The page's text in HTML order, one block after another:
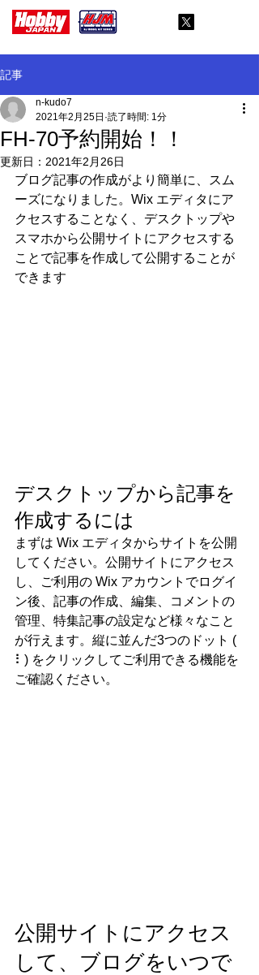
記事
FH-70予約開始！！
n-kudo7
2021年2月25日 読了時間: 1分
更新日： 2021年2月26日
ブログ記事の作成がより簡単に、スム
ーズになりました。Wix エディタにア
クセスすることなく、デスクトップや
スマホから公開サイトにアクセスする
ことで記事を作成して公開することが
できます
デスクトップから記事を
作成するには
まずは Wix エディタからサイトを公開
してください。公開サイトにアクセス
し、ご利用の Wix アカウントでログイ
ン後、記事の作成、編集、コメントの
管理、特集記事の設定など様々なこと
が行えます。縦に並んだ3つのドット (
⠇) をクリックしてご利用できる機能を
ご確認ください。
公開サイトにアクセス
して、ブログをいつで